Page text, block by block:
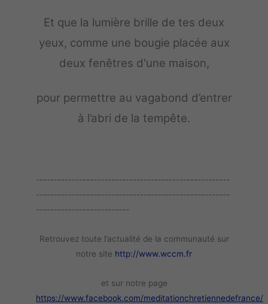
Et que la lumière brille de tes deux
yeux, comme une bougie placée aux
deux fenêtres d'une maison,
pour permettre au vagabond d’entrer
à l’abri de la tempête.
------------------------------------------------------
------------------------------------------------------
--------------------------
Retrouvez toute l’actualité de la communauté sur
notre site http://www.wccm.fr
et sur notre page
https://www.facebook.com/meditationchretiennedefrance/